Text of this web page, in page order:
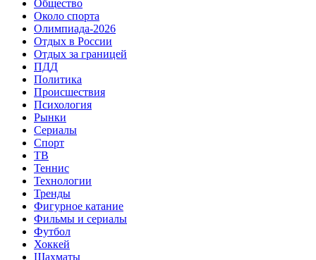
Общество
Около спорта
Олимпиада-2026
Отдых в России
Отдых за границей
ПДД
Политика
Происшествия
Психология
Рынки
Сериалы
Спорт
ТВ
Теннис
Технологии
Тренды
Фигурное катание
Фильмы и сериалы
Футбол
Хоккей
Шахматы